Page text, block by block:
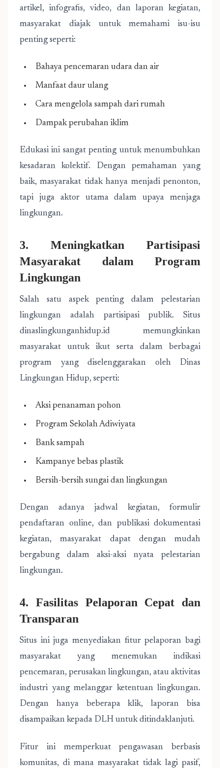
artikel, infografis, video, dan laporan kegiatan,
masyarakat diajak untuk memahami isu-isu
penting seperti:
Bahaya pencemaran udara dan air
Manfaat daur ulang
Cara mengelola sampah dari rumah
Dampak perubahan iklim
Edukasi ini sangat penting untuk menumbuhkan
kesadaran kolektif. Dengan pemahaman yang
baik, masyarakat tidak hanya menjadi penonton,
tapi juga aktor utama dalam upaya menjaga
lingkungan.
3. Meningkatkan Partisipasi
Masyarakat dalam Program
Lingkungan
Salah satu aspek penting dalam pelestarian
lingkungan adalah partisipasi publik. Situs
dinaslingkunganhidup.id memungkinkan
masyarakat untuk ikut serta dalam berbagai
program yang diselenggarakan oleh Dinas
Lingkungan Hidup, seperti:
Aksi penanaman pohon
Program Sekolah Adiwiyata
Bank sampah
Kampanye bebas plastik
Bersih-bersih sungai dan lingkungan
Dengan adanya jadwal kegiatan, formulir
pendaftaran online, dan publikasi dokumentasi
kegiatan, masyarakat dapat dengan mudah
bergabung dalam aksi-aksi nyata pelestarian
lingkungan.
4. Fasilitas Pelaporan Cepat dan
Transparan
Situs ini juga menyediakan fitur pelaporan bagi
masyarakat yang menemukan indikasi
pencemaran, perusakan lingkungan, atau aktivitas
industri yang melanggar ketentuan lingkungan.
Dengan hanya beberapa klik, laporan bisa
disampaikan kepada DLH untuk ditindaklanjuti.
Fitur ini memperkuat pengawasan berbasis
komunitas, di mana masyarakat tidak lagi pasif,